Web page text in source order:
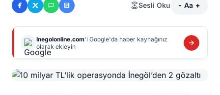
Sesli Oku - Aa +
Inegolonline.com'i Google'da haber kaynağınız
olarak ekleyin